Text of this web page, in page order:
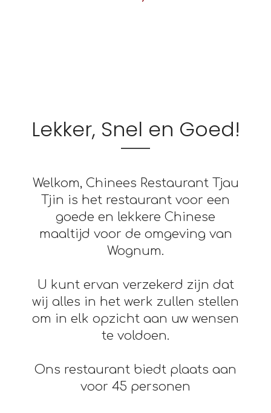
Lekker, Snel en Goed!
Welkom, Chinees Restaurant Tjau
Tjin is het restaurant voor een
goede en lekkere Chinese
maaltijd voor de omgeving van
Wognum.
U kunt ervan verzekerd zijn dat
wij alles in het werk zullen stellen
om in elk opzicht aan uw wensen
te voldoen.
Ons restaurant biedt plaats aan
voor 45 personen